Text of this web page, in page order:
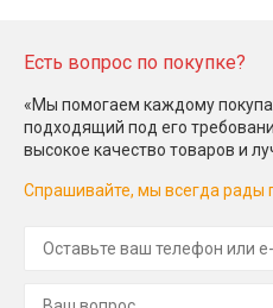
Есть вопрос по покупке?
«Мы помогаем каждому
подходящий под его
высокое качество товаров и
Спрашивайте, мы всегда рады